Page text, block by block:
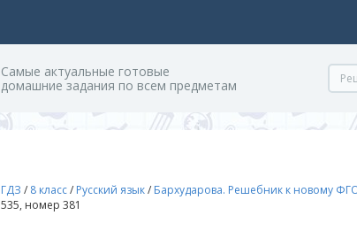
Cамые актуальные готовые
домашние задания по всем предметам
ГДЗ / 8 класс/ Русский язык/ Бархударова. Решебник к новому
535, номер 381